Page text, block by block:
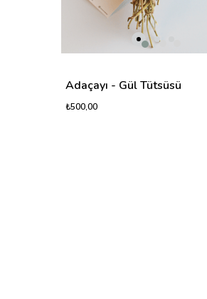
Adaçayı - Gül Tütsüsü
₺500,00